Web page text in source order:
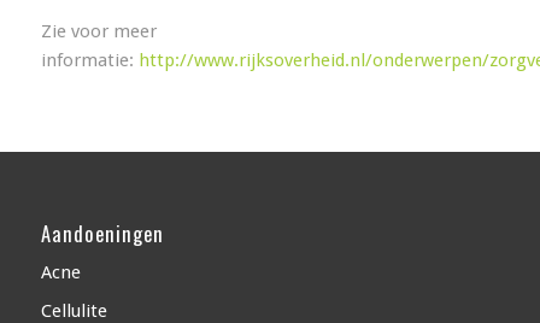
Zie voor meer
informatie: http://www.rijksoverheid.nl/onderwerpen/
Aandoeningen
Acne
Cellulite